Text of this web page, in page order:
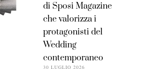
di Sposi Magazine
che valorizza i
protagonisti del
Wedding
contemporaneo
30 LUGLIO 2026